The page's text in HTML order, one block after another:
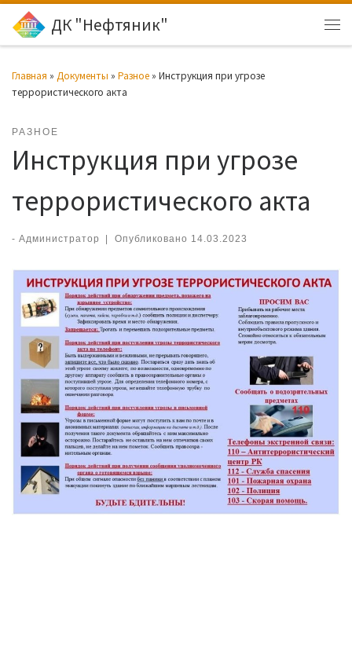
Перейти к содержимому
ДК "Нефтяник"
Главная » Документы » Разное » Инструкция при угрозе
террористического акта
РАЗНОЕ
Инструкция при угрозе
террористического акта
- Администратор Опубликовано 14.03.2023